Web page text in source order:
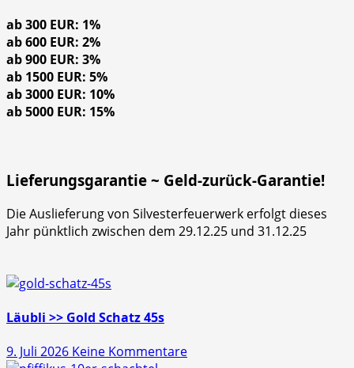
ab 300 EUR: 1%
ab 600 EUR: 2%
ab 900 EUR: 3%
ab 1500 EUR: 5%
ab 3000 EUR: 10%
ab 5000 EUR: 15%
Lieferungsgarantie ~ Geld-zurück-Garantie!
Die Auslieferung von Silvesterfeuerwerk erfolgt dieses
Jahr pünktlich zwischen dem 29.12.25 und 31.12.25
Läubli >> Gold Schatz 45s
9. Juli 2026 Keine Kommentarezu